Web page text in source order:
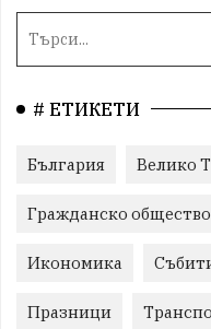
# ЕТИКЕТИ
България Велико
Гражданско общество
Икономика
Празници